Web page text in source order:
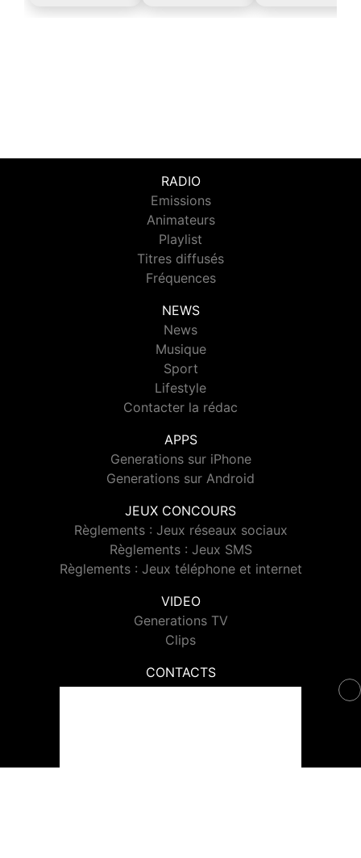
RADIO
Emissions
Animateurs
Playlist
Titres diffusés
Fréquences
NEWS
News
Musique
Sport
Lifestyle
Contacter la rédac
APPS
Generations sur iPhone
Generations sur Android
JEUX CONCOURS
Règlements : Jeux réseaux sociaux
Règlements : Jeux SMS
Règlements : Jeux téléphone et internet
VIDEO
Generations TV
Clips
CONTACTS
Contacter Generations